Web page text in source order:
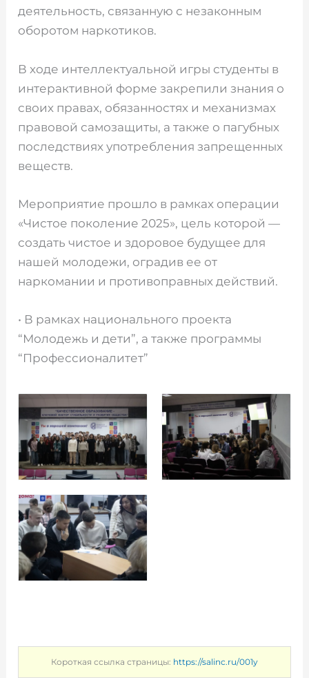
деятельность, связанную с незаконным
оборотом наркотиков.
️В ходе интеллектуальной игры студенты в
интерактивной форме закрепили знания о
своих правах, обязанностях и механизмах
правовой самозащиты, а также о пагубных
последствиях употребления запрещенных
веществ.
️Мероприятие прошло в рамках операции
«Чистое поколение 2025», цель которой —
создать чистое и здоровое будущее для
нашей молодежи, оградив ее от
наркомании и противоправных действий.
• В рамках национального проекта
“Молодежь и дети”, а также программы
“Профессионалитет”
Короткая ссылка страницы: https://salinc.ru/001y